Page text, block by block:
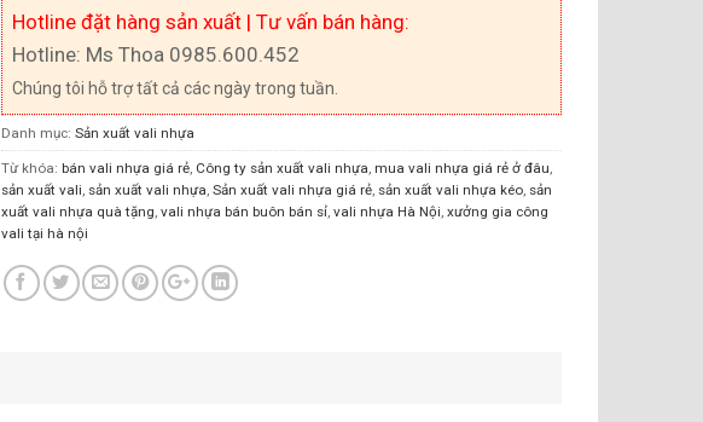
Hotline đặt hàng sản xuất | Tư vấn bán hàng:
Hotline: Ms Thoa 0985.600.452
Chúng tôi hỗ trợ tất cả các ngày trong tuần.
Danh mục:Sản xuất vali nhựa
Từ khóa: bán vali nhựa giá rẻ, Công ty sản xuất vali nhựa, mua vali nhựa giá rẻ ở đâu,
sản xuất vali, sản xuất vali nhựa,Sản xuất vali nhựa giá rẻ, sản xuất vali nhựa kéo, sản
xuất vali nhựa quà tặng,vali nhựa bán buôn bán sỉ,vali nhựa Hà Nội,xưởng gia công
vali tại hà nội